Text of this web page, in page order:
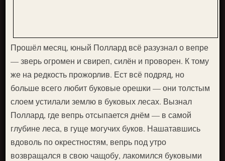
Прошёл месяц, юный Поллард всё разузнал о вепре
— зверь огромен и свиреп, силён и проворен. К тому
же на редкость прожорлив. Ест всё подряд, но
больше всего любит буковые орешки — они толстым
слоем устилали землю в буковых лесах. Вызнал
Поллард, где вепрь отсыпается днём — в самой
глубине леса, в гуще могучих буков. Нашатавшись
вдоволь по окрестностям, вепрь под утро
возвращался в свою чащобу, лакомился буковыми